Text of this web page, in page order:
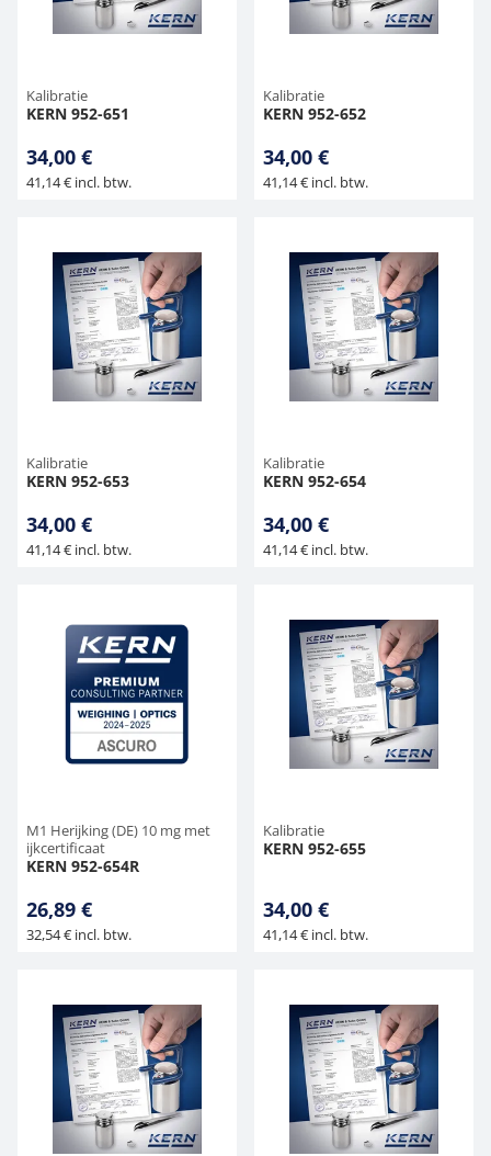
Kalibratie
KERN 952-651
34,00 €
41,14 € incl. btw.
Kalibratie
KERN 952-652
34,00 €
41,14 € incl. btw.
Kalibratie
KERN 952-653
34,00 €
41,14 € incl. btw.
Kalibratie
KERN 952-654
34,00 €
41,14 € incl. btw.
M1 Herijking (DE) 10 mg met
ijkcertificaat
KERN 952-654R
26,89 €
32,54 € incl. btw.
Kalibratie
KERN 952-655
34,00 €
41,14 € incl. btw.